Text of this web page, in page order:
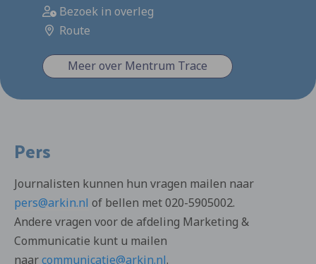
Bezoek in overleg
Route
Meer over Mentrum Trace
Pers
Journalisten kunnen hun vragen mailen naar
pers@arkin.nl of bellen met 020-5905002.
Andere vragen voor de afdeling Marketing &
Communicatie kunt u mailen
naarcommunicatie@arkin.nl.